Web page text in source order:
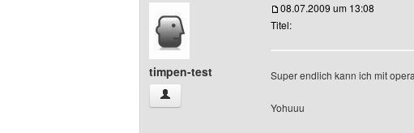
timpen-test
timpen-test Benutzer-Profile anzeigen
08.07.2009 um 13:08
Titel:
Super endlich kann ich mit
Yohuuu